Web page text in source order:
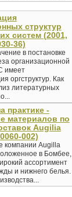
структур
систем (2001,
36)
в постановке
организационной
имеет
оргструктур. Как
литературных
практике -
материалов по
Augilia
002)
компании Augilla
в Бомбее,
ассортимент
и нижнего белья.